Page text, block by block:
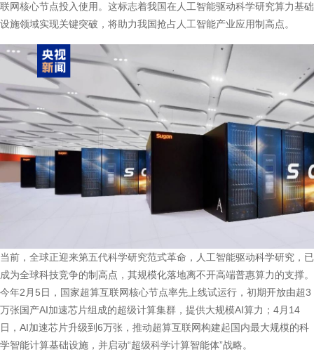
联网核心节点投入使用。这标志着我国在人工智能驱动科学研究算力基础
设施领域实现关键突破，将助力我国抢占人工智能产业应用制高点。
当前，全球正迎来第五代科学研究范式革命，人工智能驱动科学研究，已
成为全球科技竞争的制高点，其规模化落地离不开高端普惠算力的支撑。
今年2月5日，国家超算互联网核心节点率先上线试运行，初期开放由超3
万张国产AI加速芯片组成的超级计算集群，提供大规模AI算力；4月14
日，AI加速芯片升级到6万张，推动超算互联网构建起国内最大规模的科
学智能计算基础设施，并启动“超级科学计算智能体”战略。